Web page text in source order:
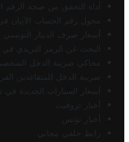
أداة التحقق من صحة الرقم
محول رقم الحساب الآيبان
أسعار صرف الدينار التونسي
البحث عن الرمز البريدي في
محاكي ضريبة الدخل
ضريبة الدخل للمتقاعدين
أسعار السيارات الجديدة في
أخبار تروفيت
أخبار تونس
رابط خلفي مجاني